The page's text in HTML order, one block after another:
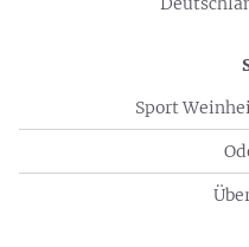
Sport